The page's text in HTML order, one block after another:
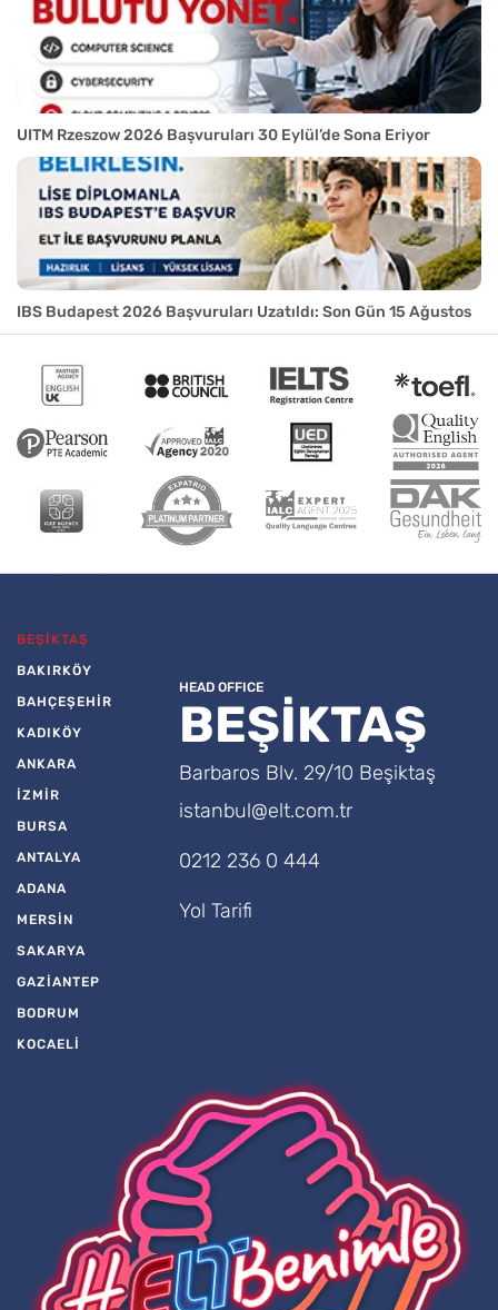
UITM Rzeszow 2026 Başvuruları 30 Eylül’de Sona Eriyor
IBS Budapest 2026 Başvuruları Uzatıldı: Son Gün 15 Ağustos
BEŞİKTAŞ
BAKIRKÖY
BAHÇEŞEHİR
KADIKÖY
ANKARA
İZMİR
BURSA
ANTALYA
ADANA
MERSİN
SAKARYA
GAZİANTEP
BODRUM
KOCAELİ
HEAD OFFICE
BEŞİKTAŞ
Barbaros Blv. 29/10 Beşiktaş
istanbul@elt.com.tr
0212 236 0 444
Yol Tarifi